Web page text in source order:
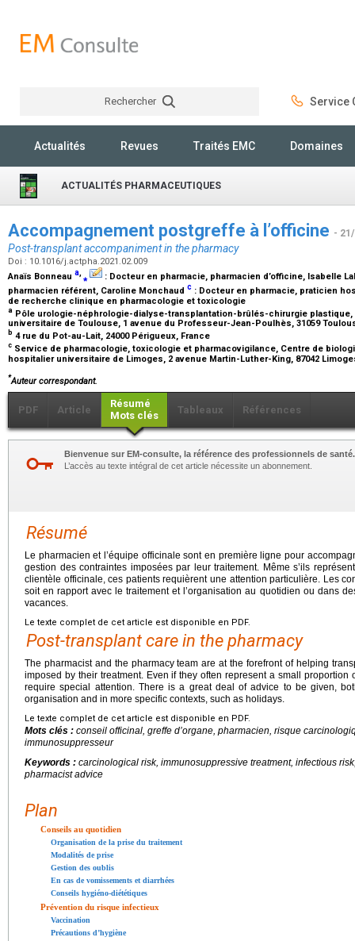
Rechercher Service
Actualités Revues Traités EMC Domaines
ACTUALITÉS PHARMACEUTIQUES
Accompagnement postgreffe à l’officine -
Post-transplant accompaniment in the pharmacy
Doi : 10.1016/j.actpha.2021.02.009
Anaïs Bonneau a,⁎ : Docteur en pharmacie, pharmacien d’officine, Isabelle
pharmacien référent, Caroline Monchaud c : Docteur en pharmacie, praticien
de recherche clinique en pharmacologie et toxicologie
a Pôle urologie-néphrologie-dialyse-transplantation-brûlés-chirurgie plastique,
universitaire de Toulouse, 1 avenue du Professeur-Jean-Poulhès, 31059
b 4 rue du Pot-au-Lait, 24000 Périgueux, France
c Service de pharmacologie, toxicologie et pharmacovigilance, Centre de
hospitalier universitaire de Limoges, 2 avenue Martin-Luther-King, 87042
*Auteur correspondant.
PDF Article
Résumé
Mots clés
Tableaux Références
Bienvenue sur EM-consulte, la référence des professionnels de santé.
L’accès au texte intégral de cet article nécessite un abonnement.
Résumé
Le pharmacien et l’équipe officinale sont en première ligne pour
gestion des contraintes imposées par leur traitement. Même s’ils
clientèle officinale, ces patients requièrent une attention particulière. Les
soit en rapport avec le traitement et l’organisation au quotidien ou dans
vacances.
Le texte complet de cet article est disponible en PDF.
Post-transplant care in the pharmacy
The pharmacist and the pharmacy team are at the forefront of helping
imposed by their treatment. Even if they often represent a small proportion
require special attention. There is a great deal of advice to be given,
organisation and in more specific contexts, such as holidays.
Le texte complet de cet article est disponible en PDF.
Mots clés : conseil officinal, greffe d’organe, pharmacien, risque
immunosuppresseur
Keywords : carcinological risk, immunosuppressive treatment, infectious
pharmacist advice
Plan
Conseils au quotidien
Organisation de la prise du traitement
Modalités de prise
Gestion des oublis
En cas de vomissements et diarrhées
Conseils hygiéno-diététiques
Prévention du risque infectieux
Vaccination
Précautions d’hygiène